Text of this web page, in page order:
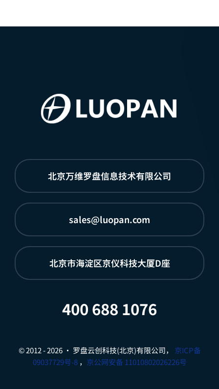
北京万维罗盘信息技术有限公司
sales@luopan.com
北京市海淀区京仪科技大厦D座
400 688 1076
© 2012 - 2026 • 罗盘云创科技(北京)有限公司，
京ICP备
09037729号-8， 京公网安备 11010802026226号